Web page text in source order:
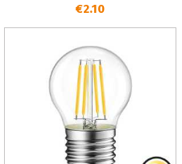
€2.10